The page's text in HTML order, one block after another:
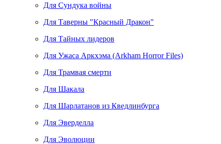
Для Сундука войны
Для Таверны "Красный Дракон"
Для Тайных лидеров
Для Ужаса Аркхэма (Arkham Horror Files)
Для Трамвая смерти
Для Шакала
Для Шарлатанов из Кведлинбурга
Для Эверделла
Для Эволюции